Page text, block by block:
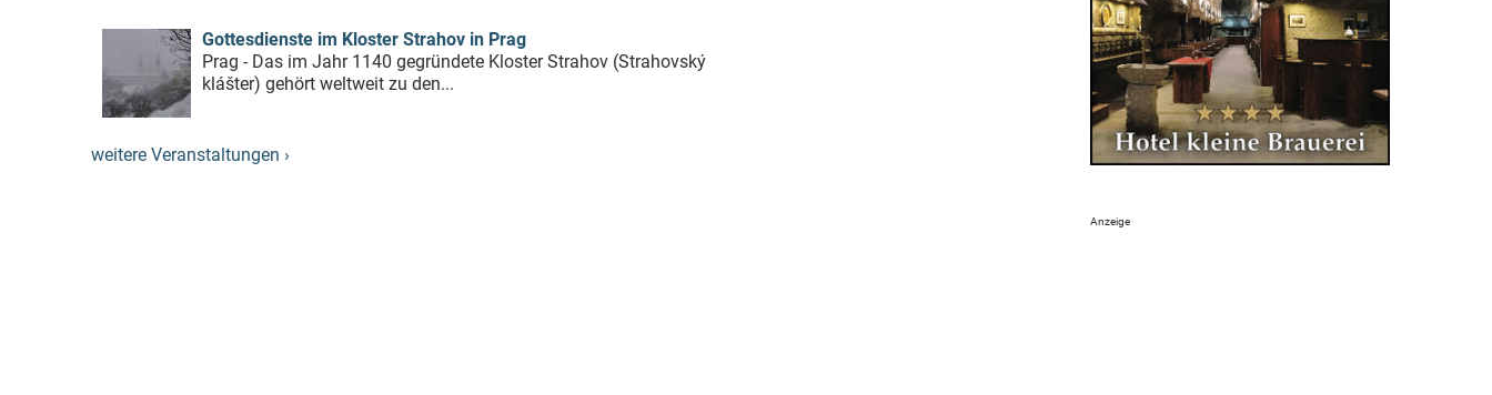
Gottesdienste im Kloster Strahov in Prag
Prag - Das im Jahr 1140 gegründete Kloster Strahov (Strahovský
klášter) gehört weltweit zu den...
weitere Veranstaltungen ›